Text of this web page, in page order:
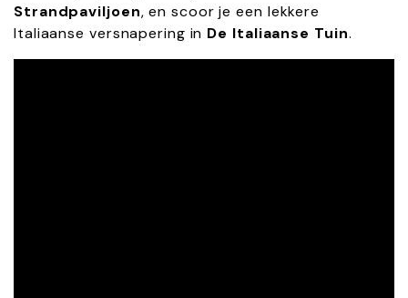
Strandpaviljoen, en scoor je een lekkere
Italiaanse versnapering in De Italiaanse Tuin.